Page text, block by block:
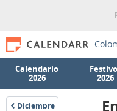
Calendario
2026
2026
Diciembre